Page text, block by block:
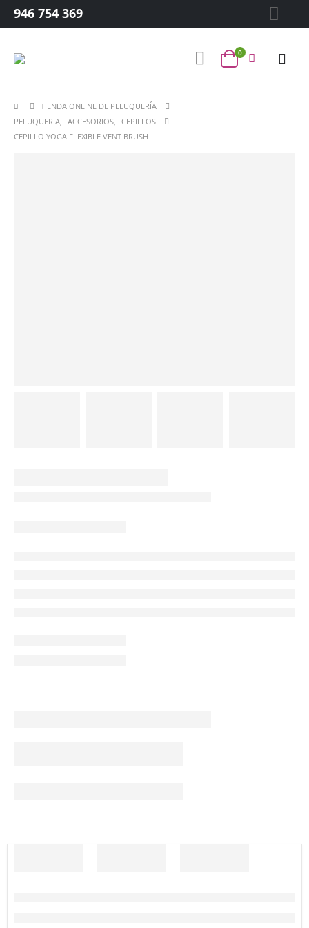
946 754 369
0
TIENDA ONLINE DE PELUQUERÍA
PELUQUERIA, ACCESORIOS, CEPILLOS
CEPILLO YOGA FLEXIBLE VENT BRUSH